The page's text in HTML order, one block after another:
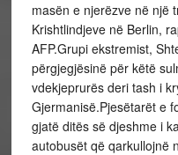
masën e njerëzve në një
Krishtlindjeve në Berlin,
AFP.Grupi ekstremist,
përgjegjësinë për këtë
vdekjeprurës deri tash i
Gjermanisë.Pjesëtarët e
gjatë ditës së djeshme i
autobusët që qarkullojnë